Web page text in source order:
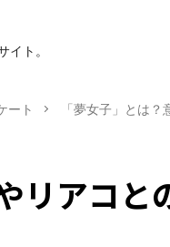
イト。
ート 「夢女子」とは
リアコ